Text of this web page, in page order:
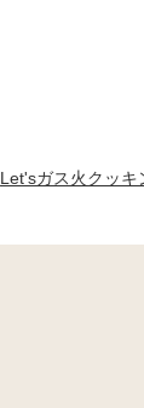
Let'sガス火クッキ